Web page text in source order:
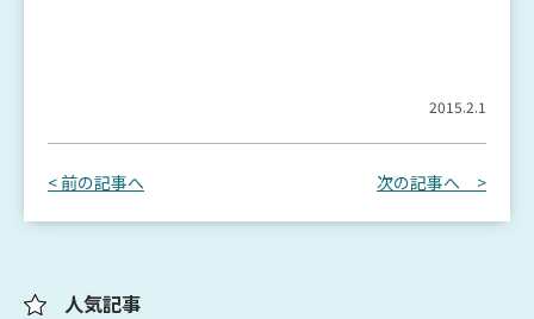
2015.2.1
< 前の記事へ 次の記事へ >
人気記事